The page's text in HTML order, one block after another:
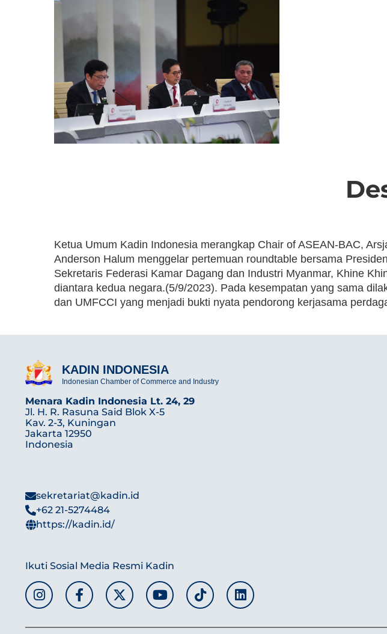
Ketua Umum Kadin Indonesia merangkap Chair of ASEAN-BAC,
Anderson Halum menggelar pertemuan roundtable bersama
Sekretaris Federasi Kamar Dagang dan Industri Myanmar, Khine
diantara kedua negara.(5/9/2023). Pada kesempatan yang sama
dan UMFCCI yang menjadi bukti nyata pendorong kerjasama
KADIN INDONESIA
Indonesian Chamber of Commerce and Industry
Menara Kadin Indonesia Lt. 24, 29
Jl. H. R. Rasuna Said Blok X-5
Kav. 2-3, Kuningan
Jakarta 12950
Indonesia
sekretariat@kadin.id
+62 21-5274484
https://kadin.id/
Ikuti Sosial Media Resmi Kadin